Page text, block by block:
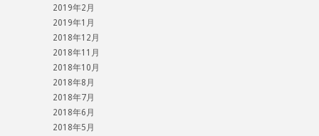
2019年2月
2019年1月
2018年12月
2018年11月
2018年10月
2018年8月
2018年7月
2018年6月
2018年5月